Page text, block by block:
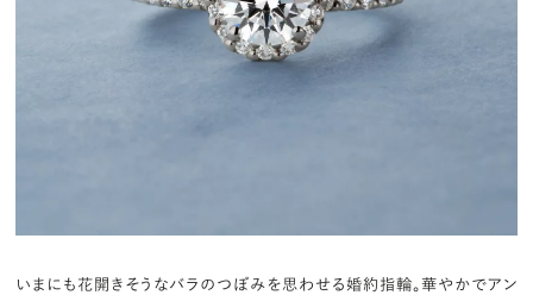
いまにも花開きそうなバラのつぼみを思わせる婚約指輪。華やかでアン